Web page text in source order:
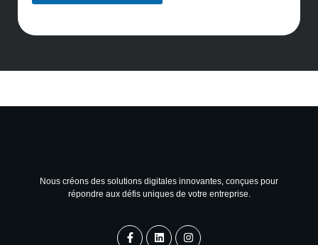
Nous créons des solutions digitales innovantes, conçues pour
répondre aux défis uniques de votre entreprise.